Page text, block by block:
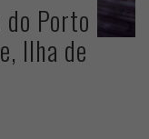
Porto
Ilha de